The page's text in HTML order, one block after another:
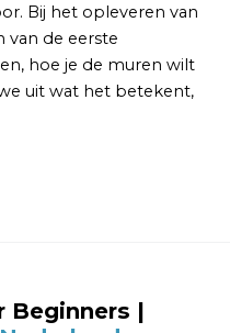
Bij het opleveren van
van de eerste
hoe je de muren wilt
uit wat het betekent,
Beginners |